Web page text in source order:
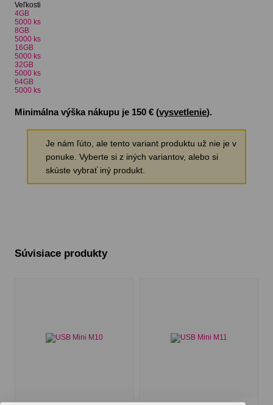
Veľkosti
4GB
5000 ks
8GB
5000 ks
16GB
5000 ks
32GB
5000 ks
64GB
5000 ks
Minimálna výška nákupu je 150 € (vysvetlenie).
Je nám ľúto, ale tento variant produktu už nie je v
ponuke. Vyberte si z iných variantov, alebo si
skúste vybrať iný produkt.
Súvisiace produkty